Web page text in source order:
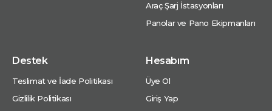
Araç Şarj İstasyonları
Panolar ve Pano Ekipmanları
Destek
Teslimat ve İade Politikası
Gizlilik Politikası
Hesabım
Üye Ol
Giriş Yap